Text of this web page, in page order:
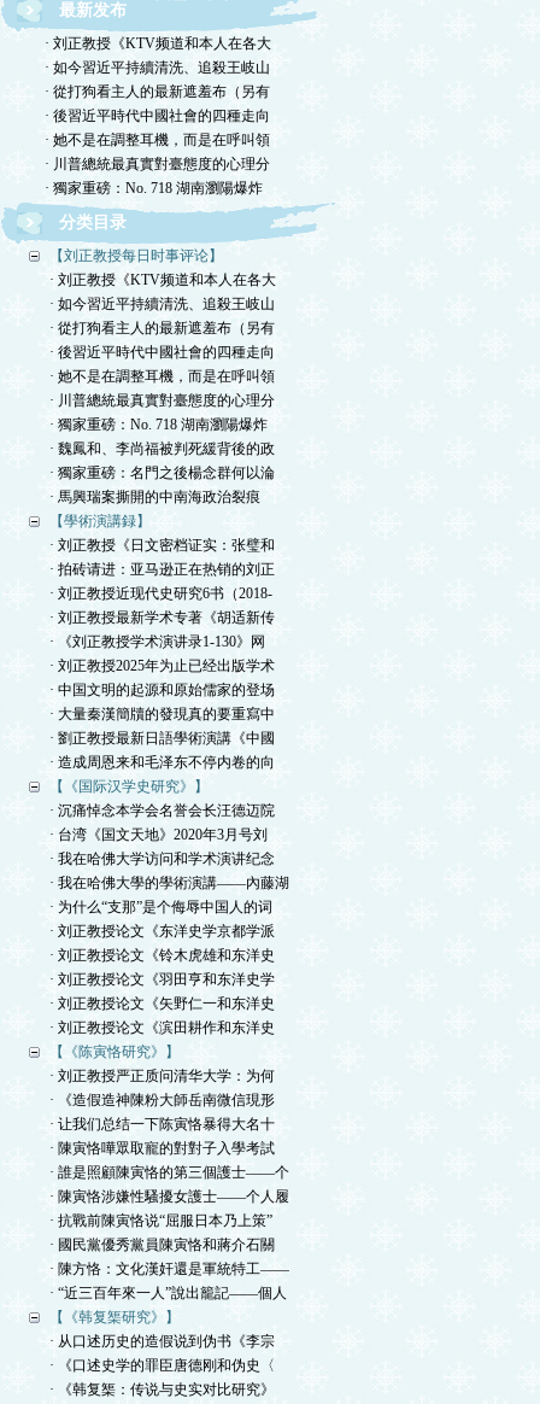
最新发布
· 刘正教授《KTV频道和本人在各大
· 如今習近平持續清洗、追殺王岐山
· 從打狗看主人的最新遮羞布（另有
· 後習近平時代中國社會的四種走向
· 她不是在調整耳機，而是在呼叫領
· 川普總統最真實對臺態度的心理分
· 獨家重磅：No. 718 湖南瀏陽爆炸
分类目录
【刘正教授每日时事评论】
· 刘正教授《KTV频道和本人在各大
· 如今習近平持續清洗、追殺王岐山
· 從打狗看主人的最新遮羞布（另有
· 後習近平時代中國社會的四種走向
· 她不是在調整耳機，而是在呼叫領
· 川普總統最真實對臺態度的心理分
· 獨家重磅：No. 718 湖南瀏陽爆炸
· 魏鳳和、李尚福被判死緩背後的政
· 獨家重磅：名門之後楊念群何以淪
· 馬興瑞案撕開的中南海政治裂痕
【學術演講録】
· 刘正教授《日文密档证实：张璧和
· 拍砖请进：亚马逊正在热销的刘正
· 刘正教授近现代史研究6书（2018-
· 刘正教授最新学术专著《胡适新传
· 《刘正教授学术演讲录1-130》网
· 刘正教授2025年为止已经出版学术
· 中国文明的起源和原始儒家的登场
· 大量秦漢簡牘的發現真的要重寫中
· 劉正教授最新日語學術演講《中國
· 造成周恩来和毛泽东不停内卷的向
【《国际汉学史研究》】
· 沉痛悼念本学会名誉会长汪德迈院
· 台湾《国文天地》2020年3月号刘
· 我在哈佛大学访问和学术演讲纪念
· 我在哈佛大學的學術演講——內藤湖
· 为什么“支那”是个侮辱中国人的词
· 刘正教授论文《东洋史学京都学派
· 刘正教授论文《铃木虎雄和东洋史
· 刘正教授论文《羽田亨和东洋史学
· 刘正教授论文《矢野仁一和东洋史
· 刘正教授论文《滨田耕作和东洋史
【《陈寅恪研究》】
· 刘正教授严正质问清华大学：为何
· 《造假造神陳粉大師岳南微信現形
· 让我们总结一下陈寅恪暴得大名十
· 陳寅恪嘩眾取寵的對對子入學考試
· 誰是照顧陳寅恪的第三個護士——个
· 陳寅恪涉嫌性騷擾女護士——个人履
· 抗戰前陳寅恪说“屈服日本乃上策”
· 國民黨優秀黨員陳寅恪和蔣介石關
· 陳方恪：文化漢奸還是軍統特工——
· “近三百年來一人”說出籠記——個人
【《韩复榘研究》】
· 从口述历史的造假说到伪书《李宗
· 《口述史学的罪臣唐德刚和伪史〈
· 《韩复榘：传说与史实对比研究》